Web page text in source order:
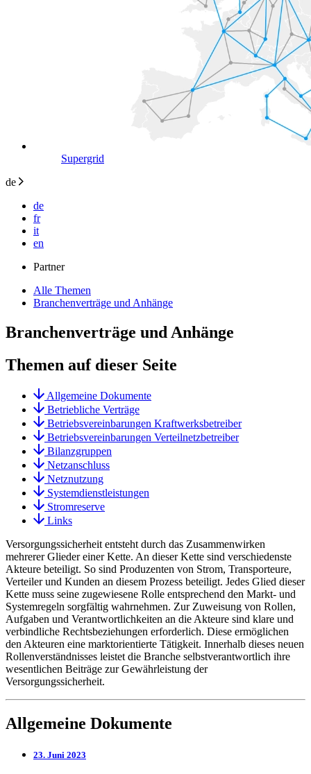
Supergrid
de
de
fr
it
en
Partner
Alle Themen
Branchenverträge und Anhänge
Branchenverträge und Anhänge
Themen auf dieser Seite
Allgemeine Dokumente
Betriebliche Verträge
Betriebsvereinbarungen Kraftwerksbetreiber
Betriebsvereinbarungen Verteilnetzbetreiber
Bilanzgruppen
Netzanschluss
Netznutzung
Systemdienstleistungen
Stromreserve
Links
Versorgungssicherheit entsteht durch das Zusammenwirken
mehrerer Glieder einer Kette. An dieser Kette sind verschiedenste
Akteure beteiligt. So sind Produzenten von Strom, Transporteure,
Verteiler und Kunden an diesem Prozess beteiligt. Jedes Glied dieser
Kette muss seine zugewiesene Rolle entsprechend den Markt- und
Systemregeln sorgfältig wahrnehmen. Zur Zuweisung von Rollen,
Aufgaben und Verantwortlichkeiten an die Akteure sind klare und
verbindliche Rechtsbeziehungen erforderlich. Diese ermöglichen
den Akteuren eine marktorientierte Tätigkeit. Innerhalb dieses neuen
Rollenverständnisses leistet die Branche selbstverantwortlich ihre
wesentlichen Beiträge zur Gewährleistung der
Versorgungssicherheit.
Allgemeine Dokumente
23. Juni 2023